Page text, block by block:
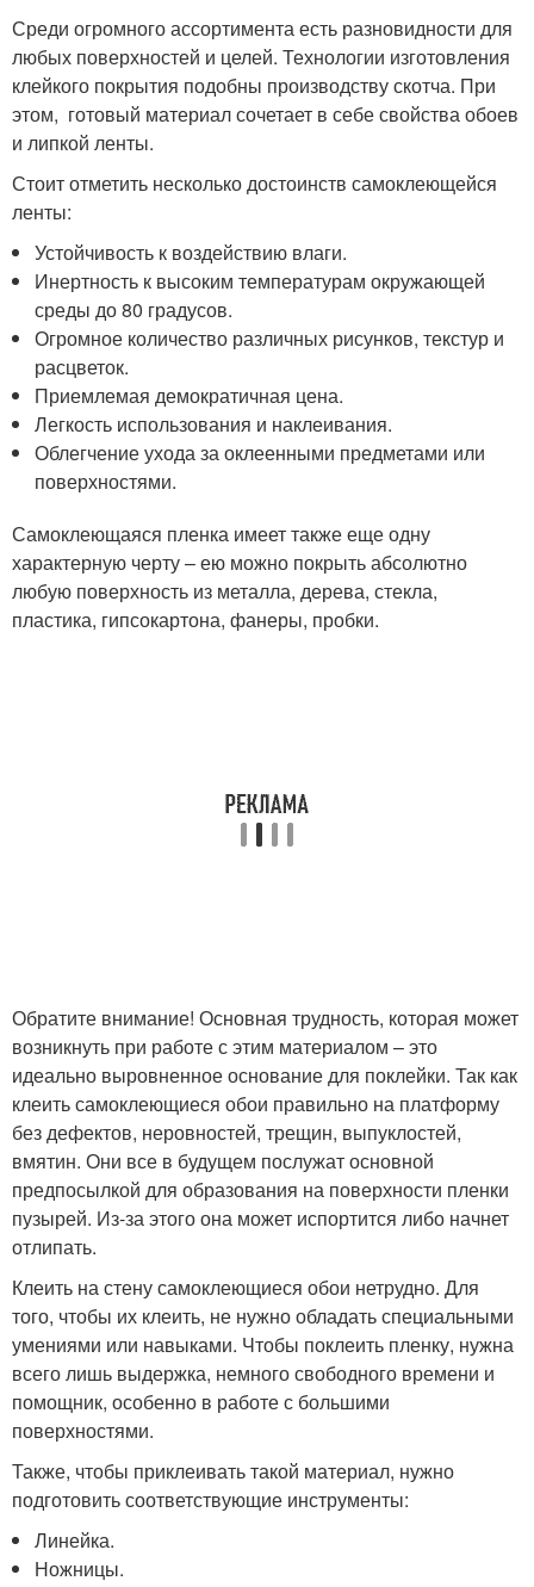
Среди огромного ассортимента есть разновидности для
любых поверхностей и целей. Технологии изготовления
клейкого покрытия подобны производству скотча. При
этом, готовый материал сочетает в себе свойства обоев
и липкой ленты.
Стоит отметить несколько достоинств самоклеющейся
ленты:
Устойчивость к воздействию влаги.
Инертность к высоким температурам окружающей
среды до 80 градусов.
Огромное количество различных рисунков, текстур и
расцветок.
Приемлемая демократичная цена.
Легкость использования и наклеивания.
Облегчение ухода за оклеенными предметами или
поверхностями.
Самоклеющаяся пленка имеет также еще одну
характерную черту – ею можно покрыть абсолютно
любую поверхность из металла, дерева, стекла,
пластика, гипсокартона, фанеры, пробки.
Обратите внимание! Основная трудность, которая может
возникнуть при работе с этим материалом – это
идеально выровненное основание для поклейки. Так как
клеить самоклеющиеся обои правильно на платформу
без дефектов, неровностей, трещин, выпуклостей,
вмятин. Они все в будущем послужат основной
предпосылкой для образования на поверхности пленки
пузырей. Из-за этого она может испортится либо начнет
отлипать.
Клеить на стену самоклеющиеся обои нетрудно. Для
того, чтобы их клеить, не нужно обладать специальными
умениями или навыками. Чтобы поклеить пленку, нужна
всего лишь выдержка, немного свободного времени и
помощник, особенно в работе с большими
поверхностями.
Также, чтобы приклеивать такой материал, нужно
подготовить соответствующие инструменты:
Линейка.
Ножницы.